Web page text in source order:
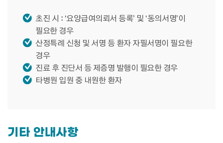
초진 시 : ‘요양급여의뢰서 등록’ 및 ‘동의서명’이
필요한 경우
산정특례 신청 및 서명 등 환자 자필서명이 필요한
경우
진료 후 진단서 등 제증명 발행이 필요한 경우
타병원 입원 중 내원한 환자
기타 안내사항